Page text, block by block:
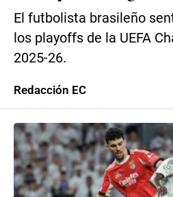
El futbolista brasileño
los playoffs de la UEFA
2025-26.
Redacción EC